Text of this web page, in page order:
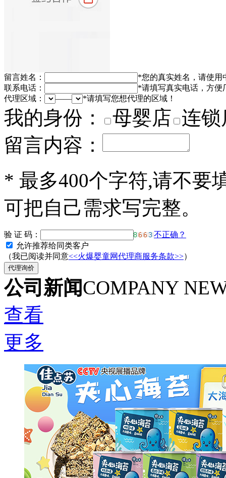
留言姓名： *您的真实姓名，请使用
联系电话：
*请填写真实电话，方便
代理区域：
—— *请填写您想代理的区域！
我的身份： 母婴店 连锁
留言内容：
* 最多400个字符,请不要
可把自己需求写完整。
验 证 码：
不正确？
允许推荐给同类客户
（我已阅读并同意<<火爆婴童网代理商服务条款>>）
公司新闻COMPANY
查看
更多